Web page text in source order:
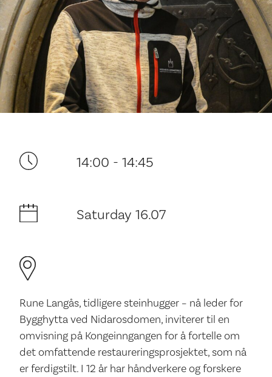
Your visit
The music in the Cathedral
History and architecture
14:00 - 14:45
Saturday 16.07
Rune Langås, tidligere steinhugger – nå leder for
Bygghytta ved Nidarosdomen, inviterer til en
omvisning på Kongeinngangen for å fortelle om
det omfattende restaureringsprosjektet, som nå
er ferdigstilt. I 12 år har håndverkere og forskere